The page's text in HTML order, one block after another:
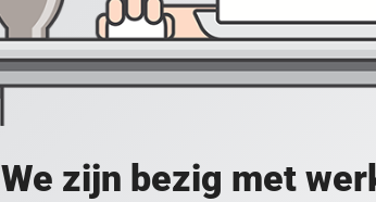
We zijn bezig met